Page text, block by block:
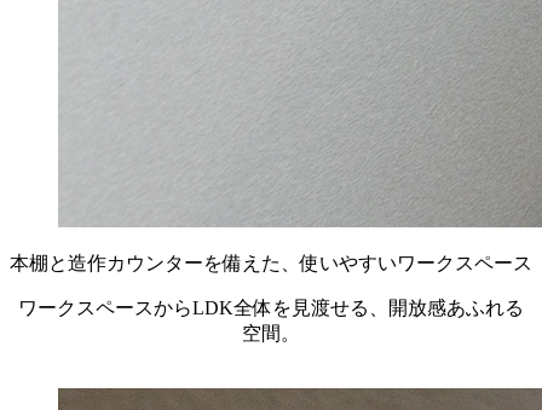
本棚と造作カウンターを備えた、使いやすいワークスペース
ワークスペースからLDK全体を見渡せる、開放感あふれる
空間。